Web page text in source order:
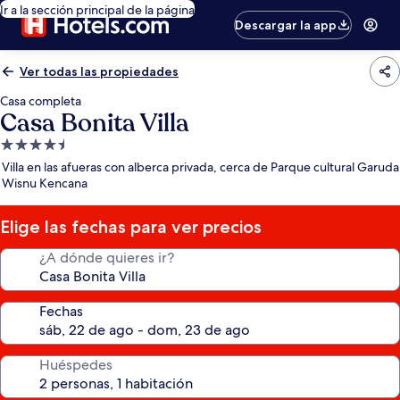
Ir a la sección principal de la página
Descargar la app
Ver todas las propiedades
Casa completa
Casa Bonita Villa
Propiedad
de
4.5
estrellas
Villa en las afueras con alberca privada, cerca de Parque cultural Garuda
Wisnu Kencana
Elige las fechas para ver precios
¿A dónde quieres ir?
Fechas
Huéspedes